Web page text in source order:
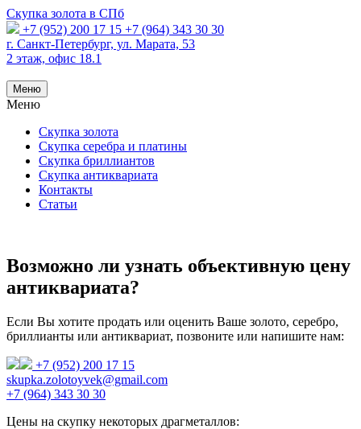
Скупка золота в СПб
+7 (952) 200 17 15 +7 (964) 343 30 30
г. Санкт-Петербург, ул. Марата, 53
2 этаж, офис 18.1
Меню
Меню
Скупка золота
Скупка серебра и платины
Скупка бриллиантов
Скупка антиквариата
Контакты
Статьи
Возможно ли узнать объективную цену
антиквариата?
Если Вы хотите продать или оценить Ваше золото, серебро,
бриллианты или антиквариат, позвоните или напишите нам:
+7 (952) 200 17 15
skupka.zolotoyvek@gmail.com
+7 (964) 343 30 30
Цены на скупку некоторых драгметаллов: